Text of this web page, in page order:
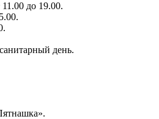
до 19.00.
день.